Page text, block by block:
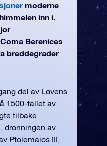
moderne
inn i.
Berenices
breddegrader
del av Løvens
1500-tallet av
tilbake
dronningen av
Ptolemaios III,